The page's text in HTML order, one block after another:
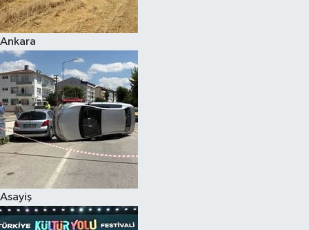
Ankara
Asayiş
Siyaset
Teknoloji
Televizyon
Yaşam-Çevre